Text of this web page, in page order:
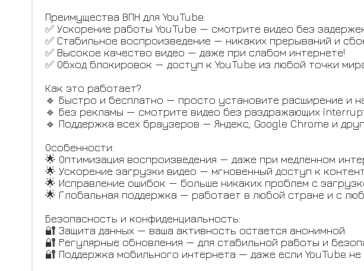
Преимущества ВПН для YouTube:
✅ Ускорение работы YouTube — смотрите видео без
✅ Стабильное воспроизведение — никаких прерываний и
✅ Высокое качество видео — даже при слабом интернете!
✅ Обход блокировок — доступ к YouTube из любой точки
Как это работает?
🔹 Быстро и бесплатно — просто установите расширение и
🔹 Без рекламы — смотрите видео без раздражающих
🔹 Поддержка всех браузеров — Яндекс, Google Chrome и
Особенности:
🌟 Оптимизация воспроизведения — даже при медленном
🌟 Ускорение загрузки видео — мгновенный доступ к
🌟 Исправление ошибок — больше никаких проблем с
🌟 Глобальная поддержка — работает в любой стране и с
Безопасность и конфиденциальность:
🔐 Защита данных — ваша активность остается анонимной.
🔐 Регулярные обновления — для стабильной работы и
🔐 Поддержка мобильного интернета — даже если YouTube не